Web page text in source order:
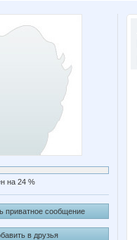
на 24 %
приватное сообщение
в друзья